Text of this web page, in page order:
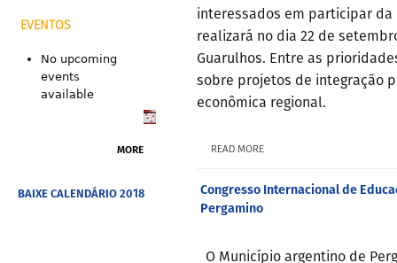
EVENTOS
No upcoming
events
available
MORE
BAIXE CALENDÁRIO 2018
interessados em participar da
realizará no dia 22 de
Guarulhos. Entre as
sobre projetos de integração
econômica regional.
READ MORE
Congresso Internacional de
Pergamino
O Município argentino de